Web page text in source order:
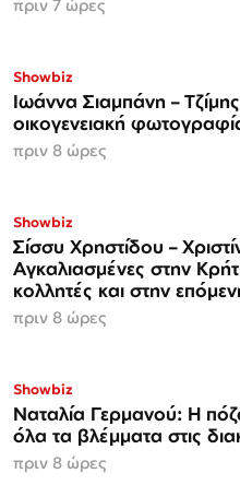
πριν 7 ώρες
Showbiz
Ιωάννα Σιαμπάνη –
οικογενειακή
πριν 8 ώρες
Showbiz
Σίσσυ Χρηστίδου –
Αγκαλιασμένες στην
κολλητές και στην
πριν 8 ώρες
Showbiz
Ναταλία Γερμανού: Η
όλα τα βλέμματα στις
πριν 8 ώρες